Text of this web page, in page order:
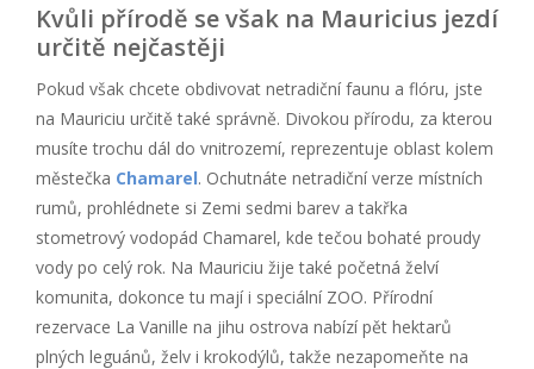
Kvůli přírodě se však na Mauricius jezdí
určitě nejčastěji
Pokud však chcete obdivovat netradiční faunu a flóru, jste
na Mauriciu určitě také správně. Divokou přírodu, za kterou
musíte trochu dál do vnitrozemí, reprezentuje oblast kolem
městečka Chamarel. Ochutnáte netradiční verze místních
rumů, prohlédnete si Zemi sedmi barev a takřka
stometrový vodopád Chamarel, kde tečou bohaté proudy
vody po celý rok. Na Mauriciu žije také početná želví
komunita, dokonce tu mají i speciální ZOO. Přírodní
rezervace La Vanille na jihu ostrova nabízí pět hektarů
plných leguánů, želv i krokodýlů, takže nezapomeňte na